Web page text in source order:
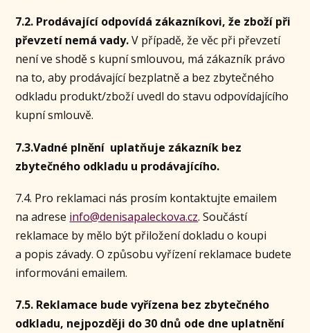
7.2. Prodávající odpovídá zákazníkovi, že zboží při
převzetí nemá vady.V případě, že věc při převzetí
není ve shodě s kupní smlouvou, má zákazník právo
na to, aby prodávající bezplatně a bez zbytečného
odkladu produkt/zboží uvedl do stavu odpovídajícího
kupní smlouvě.
7.3.Vadné plnění uplatňuje zákazník bez
zbytečného odkladu u prodávajícího.
7.4. Pro reklamaci nás prosím kontaktujte emailem
na adrese info@denisapaleckova.cz. Součástí
reklamace by mělo být přiložení dokladu o koupi
a popis závady. O způsobu vyřízení reklamace budete
informováni emailem.
7.5. Reklamace bude vyřízena bez zbytečného
odkladu, nejpozději do 30 dnů ode dne uplatnění